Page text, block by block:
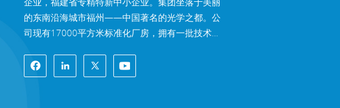
的东南沿海城市福州——中国著名的光学之都。公
司现有17000平方米标准化厂房，拥有一批技术娴
系，装配体系，检测体系，可为客户提供高精密光
学元器件、高精度光学成像镜头和高功率激光元器